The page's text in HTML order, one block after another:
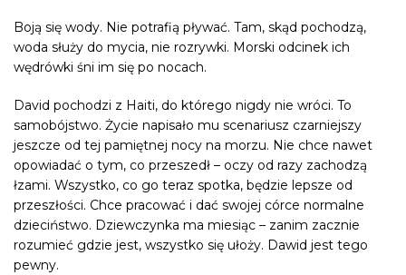
Boją się wody. Nie potrafią pływać. Tam, skąd pochodzą,
woda służy do mycia, nie rozrywki. Morski odcinek ich
wędrówki śni im się po nocach.
David pochodzi z Haiti, do którego nigdy nie wróci. To
samobójstwo. Życie napisało mu scenariusz czarniejszy
jeszcze od tej pamiętnej nocy na morzu. Nie chce nawet
opowiadać o tym, co przeszedł – oczy od razy zachodzą
łzami. Wszystko, co go teraz spotka, będzie lepsze od
przeszłości. Chce pracować i dać swojej córce normalne
dzieciństwo. Dziewczynka ma miesiąc – zanim zacznie
rozumieć gdzie jest, wszystko się ułoży. Dawid jest tego
pewny.